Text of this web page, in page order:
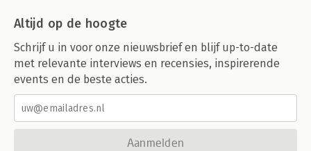
Altijd op de hoogte
Schrijf u in voor onze nieuwsbrief en blijf up-to-date
met relevante interviews en recensies, inspirerende
events en de beste acties.
Aanmelden